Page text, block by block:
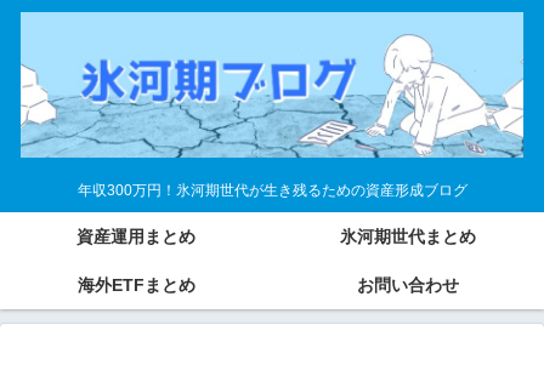
年収300万円！氷河期世代が生き残るための資産形成ブログ
資産運用まとめ 氷河期世代まとめ
海外ETFまとめ お問い合わせ